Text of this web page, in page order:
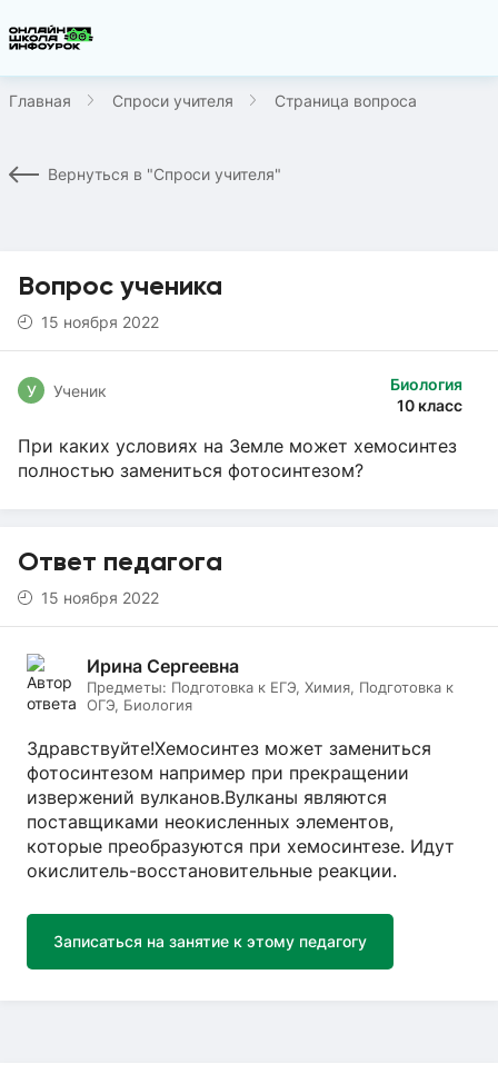
Главная Спроси учителя Страница вопроса
Вернуться в "Спроси учителя"
Вопрос ученика
15 ноября 2022
Биология
10 класс
У Ученик
При каких условиях на Земле может хемосинтез
полностью замениться фотосинтезом?
Ответ педагога
15 ноября 2022
Ирина Сергеевна
Предметы: Подготовка к ЕГЭ, Химия, Подготовка к
ОГЭ, Биология
Здравствуйте!Хемосинтез может замениться
фотосинтезом например при прекращении
извержений вулканов.Вулканы являются
поставщиками неокисленных элементов,
которые преобразуются при хемосинтезе. Идут
окислитель-восстановительные реакции.
Записаться на занятие к этому педагогу